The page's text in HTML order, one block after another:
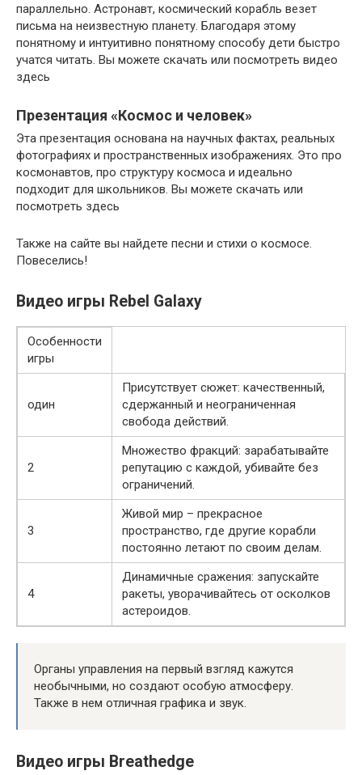
параллельно. Астронавт, космический корабль везет
письма на неизвестную планету. Благодаря этому
понятному и интуитивно понятному способу дети быстро
учатся читать. Вы можете скачать или посмотреть видео
здесь
Презентация «Космос и человек»
Эта презентация основана на научных фактах, реальных
фотографиях и пространственных изображениях. Это про
космонавтов, про структуру космоса и идеально
подходит для школьников. Вы можете скачать или
посмотреть здесь
Также на сайте вы найдете песни и стихи о космосе.
Повеселись!
Видео игры Rebel Galaxy
Особенности
игры
один
Присутствует сюжет: качественный,
сдержанный и неограниченная
свобода действий.
2
Множество фракций: зарабатывайте
репутацию с каждой, убивайте без
ограничений.
3
Живой мир – прекрасное
пространство, где другие корабли
постоянно летают по своим делам.
4
Динамичные сражения: запускайте
ракеты, уворачивайтесь от осколков
астероидов.
Органы управления на первый взгляд кажутся
необычными, но создают особую атмосферу.
Также в нем отличная графика и звук.
Видео игры Breathedge